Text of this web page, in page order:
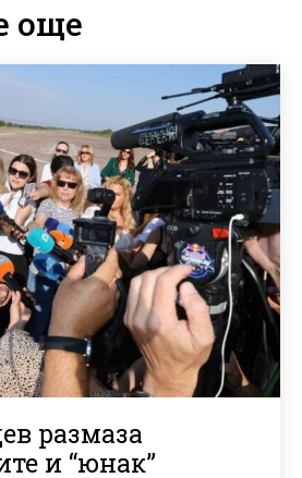
още
размаза
и “юнак”